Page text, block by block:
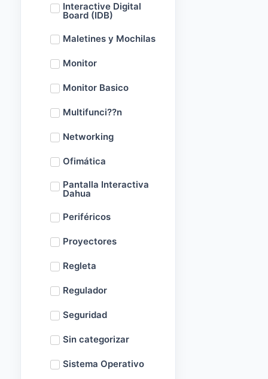
Interactive Digital
Board (IDB)
Maletines y Mochilas
Monitor
Monitor Basico
Multifunci??n
Networking
Ofimática
Pantalla Interactiva
Dahua
Periféricos
Proyectores
Regleta
Regulador
Seguridad
Sin categorizar
Sistema Operativo